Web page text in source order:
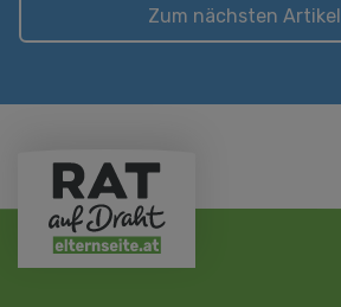
Zum nächsten Artikel